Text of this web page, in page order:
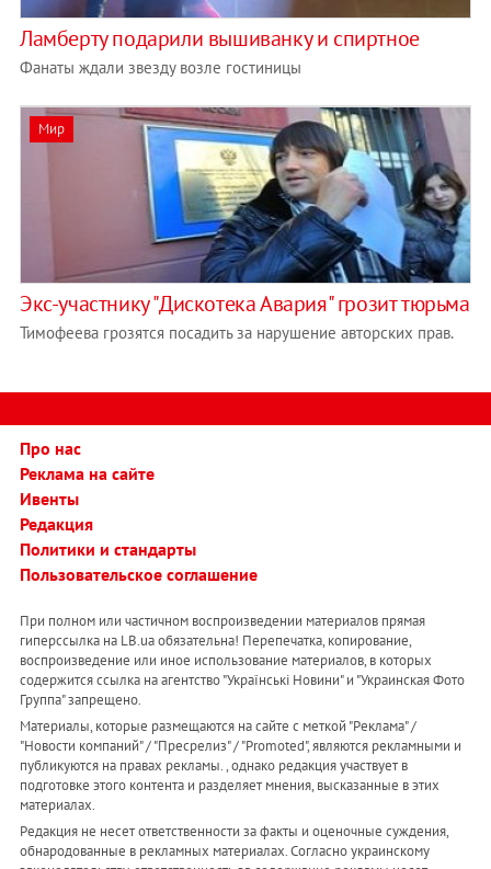
Ламберту подарили вышиванку и спиртное
Фанаты ждали звезду возле гостиницы
Мир
Экс-участнику "Дискотека Авария" грозит тюрьма
Тимофеева грозятся посадить за нарушение авторских прав.
Про нас
Реклама на сайте
Ивенты
Редакция
Политики и стандарты
Пользовательское соглашение
При полном или частичном воспроизведении материалов прямая
гиперссылка на LB.ua обязательна! Перепечатка, копирование,
воспроизведение или иное использование материалов, в которых
содержится ссылка на агентство "Українськi Новини" и "Украинская Фото
Группа" запрещено.
Материалы, которые размещаются на сайте с меткой "Реклама" /
"Новости компаний" / "Пресрелиз" / "Promoted", являются рекламными и
публикуются на правах рекламы. , однако редакция участвует в
подготовке этого контента и разделяет мнения, высказанные в этих
материалах.
Редакция не несет ответственности за факты и оценочные суждения,
обнародованные в рекламных материалах. Согласно украинскому